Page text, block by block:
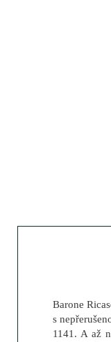
Barone
s
1141. A až